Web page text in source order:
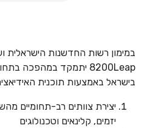
בישראל באמצעות תוכנית
יצירת צוותים רב-תחומיים
יזמים, קלינאים וטכנולוגים